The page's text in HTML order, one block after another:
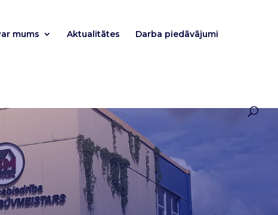
mums Aktualitātes Darba piedāvājumi